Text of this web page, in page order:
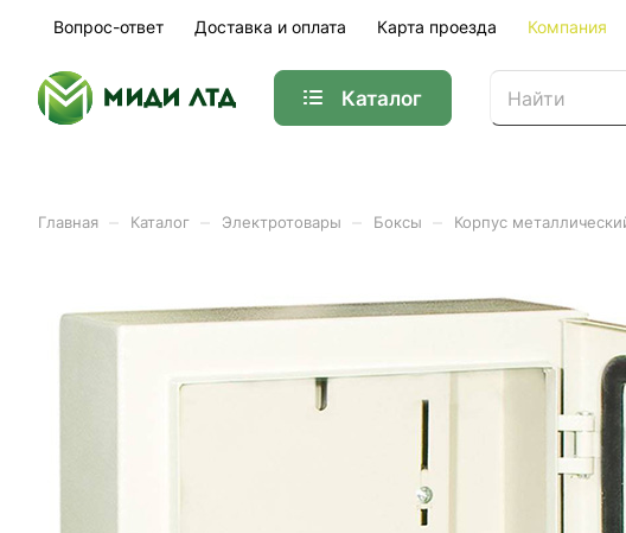
Вопрос-ответ Доставка и оплата Карта проезда Компания
Каталог
Главная Каталог Электротовары Боксы Корпус
Корпус металлический